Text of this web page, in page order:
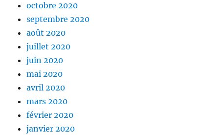
octobre 2020
septembre 2020
août 2020
juillet 2020
juin 2020
mai 2020
avril 2020
mars 2020
février 2020
janvier 2020